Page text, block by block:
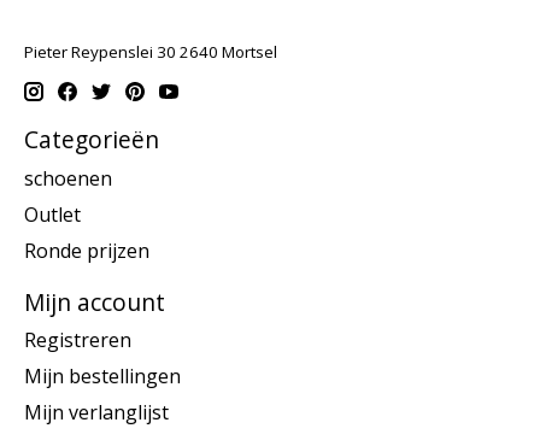
Pieter Reypenslei 30 2640 Mortsel
Categorieën
schoenen
Outlet
Ronde prijzen
Mijn account
Registreren
Mijn bestellingen
Mijn verlanglijst